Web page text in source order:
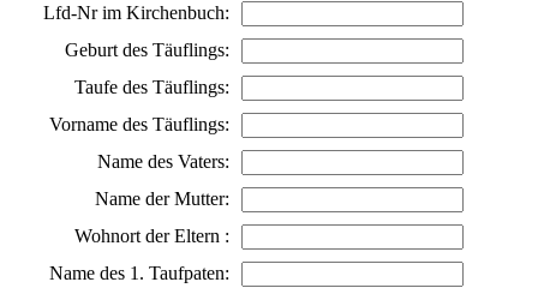
Lfd-Nr im Kirchenbuch:
Geburt des Täuflings:
Taufe des Täuflings:
Vorname des Täuflings:
Name des Vaters:
Name der Mutter:
Wohnort der Eltern :
Name des 1. Taufpaten: